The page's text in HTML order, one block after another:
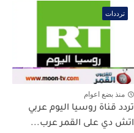
ترددات
منذ بضع اعوام
تردد قناة روسيا اليوم عربي
اتش دي على القمر عرب...